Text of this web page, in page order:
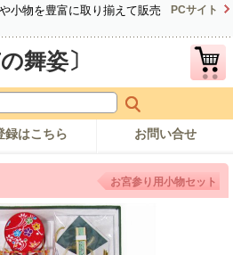
小物を豊富に取り揃えて販売
PCサイト
舞姿〕
録はこちら お問い合せ
お宮参り用小物セット